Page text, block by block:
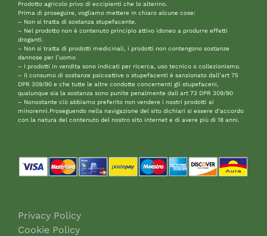
Prodotto agricolo privo di eccipienti che lo alterino.
Prima di proseguire, vogliamo mettere in chiaro alcune cose:
– Non si tratta di sostanza stupefacente.
– Nel prodotto non è contenuto principio attivo idoneo a produrre effetti
droganti.
– Non si tratta di prodotti medicinali, i prodotti non contengono sostanze
dannose per l’uomo
– I prodotti in vendita sono indicati per ricerca, uso tecnico o collezionismo.
– Il consumo di sostanze psicoattive o stupefacenti è sanzionato dall’art 75
DPR 309/90 e che tutte le altre condotte concernenti gli stupefaceni,
qualunque sia la sostanza sono punite penalmente dall art 73 DPR 309/90
– Nonostante ciò abbiamo preferito non vendere i nostri prodotti ai
minorenni.Proseguendo nella navigazione del sito dichiari si essere d’accordo
con la natura del contenuto del nostro sito internet e di avere più di 18 anni.
Privacy Policy
Cookie Policy